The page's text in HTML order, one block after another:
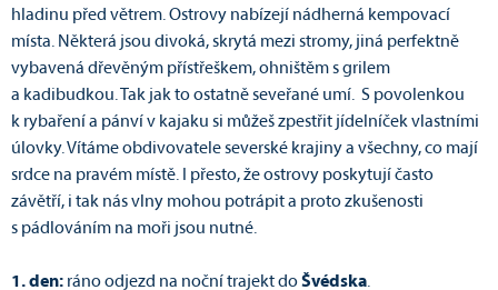
hladinu před větrem. Ostrovy nabízejí nádherná kempovací
místa. Některá jsou divoká, skrytá mezi stromy, jiná perfektně
vybavená dřevěným přístřeškem, ohništěm s grilem
a kadibudkou. Tak jak to ostatně seveřané umí. S povolenkou
k rybaření a pánví v kajaku si můžeš zpestřit jídelníček vlastními
úlovky. Vítáme obdivovatele severské krajiny a všechny, co mají
srdce na pravém místě. I přesto, že ostrovy poskytují často
závětří, i tak nás vlny mohou potrápit a proto zkušenosti
s pádlováním na moři jsou nutné.
1. den: ráno odjezd na noční trajekt doŠvédska.